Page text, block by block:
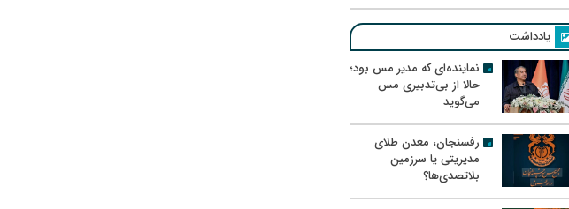
یادداشت
نماینده‌ای که مدیر مس بود؛
حالا از بی‌تدبیری مس
می‌گوید
رفسنجان، معدن طلای
مدیریتی یا سرزمین
بلاتصدی‌ها؟